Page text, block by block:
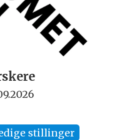
stillinger